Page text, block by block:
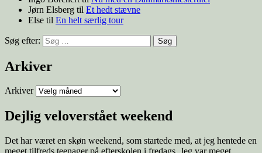
Jørn Elsberg til Et hedt stævne
Else til En helt særlig tour
Søg efter:
Arkiver
Arkiver
Dejlig veloverstået weekend
Det har været en skøn weekend, som startede med, at jeg hentede en